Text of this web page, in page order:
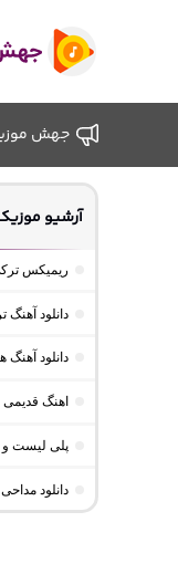
جهش
آرشیو
ریمیکس
دانلود آهنگ
دانلود
اهنگ قدیمی
پلی لیست و
دانلود